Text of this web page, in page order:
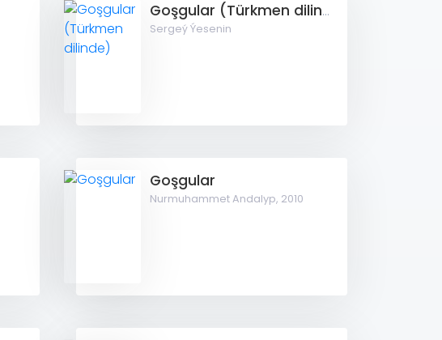
Goşgular (Türkmen dilinde)
Sergeý Ýesenin
Goşgular
Nurmuhammet Andalyp, 2010